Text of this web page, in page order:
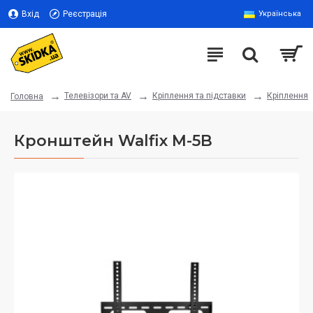
Вхід Реєстрація Українська
Головна Телевізори та AV Кріплення та підставки Кріплення
Кронштейн Walfix M-5B